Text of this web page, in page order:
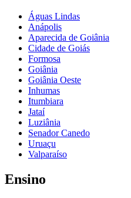
Águas Lindas
Anápolis
Aparecida de Goiânia
Cidade de Goiás
Formosa
Goiânia
Goiânia Oeste
Inhumas
Itumbiara
Jataí
Luziânia
Senador Canedo
Uruaçu
Valparaíso
Ensino